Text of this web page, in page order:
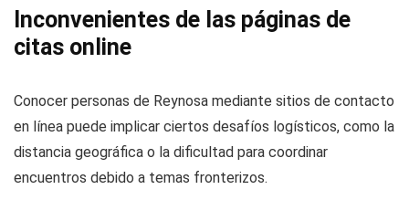
Inconvenientes de las páginas de
citas online
Conocer personas de Reynosa mediante sitios de contacto
en línea puede implicar ciertos desafíos logísticos, como la
distancia geográfica o la dificultad para coordinar
encuentros debido a temas fronterizos.